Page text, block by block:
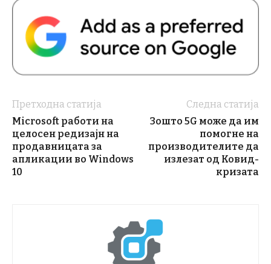
Претходна статија
Microsoft работи на
целосен редизајн на
продавницата за
апликации во Windows
10
Следна статија
Зошто 5G може да им
помогне на
производителите да
излезат од Ковид-
кризата